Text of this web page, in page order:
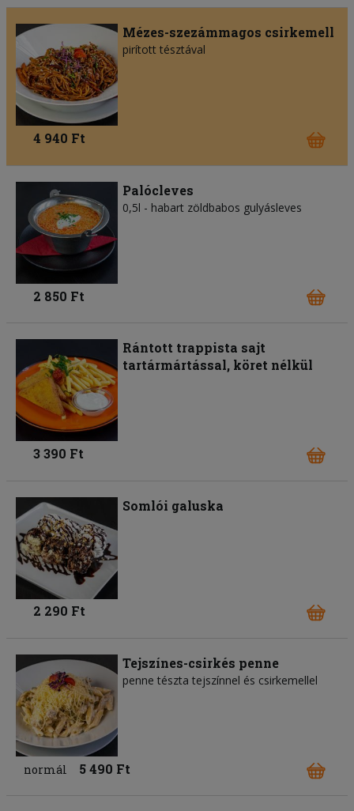
Mézes-szezámmagos csirkemell
pirított tésztával
4 940 Ft
Palócleves
0,5l - habart zöldbabos gulyásleves
2 850 Ft
Rántott trappista sajt
tartármártással, köret nélkül
3 390 Ft
Somlói galuska
2 290 Ft
Tejszínes-csirkés penne
penne tészta tejszínnel és csirkemellel
normál 5 490 Ft